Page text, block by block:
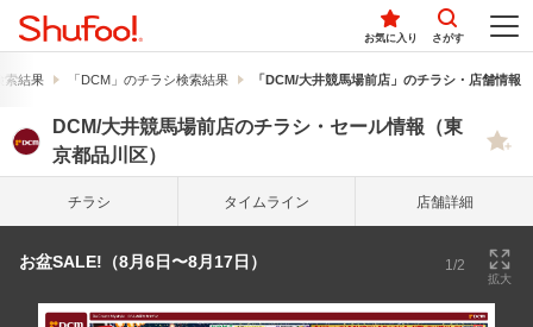
お気に入り さがす
索結果 「DCM」のチラシ検索結果 「DCM/大井競馬場前店」のチラシ・店舗情報
DCM/大井競馬場前店のチラシ・セール情報（東
京都品川区）
チラシ タイム ライン 店舗詳細
お盆SALE!（8月6日〜8月17日） 1/2
拡大